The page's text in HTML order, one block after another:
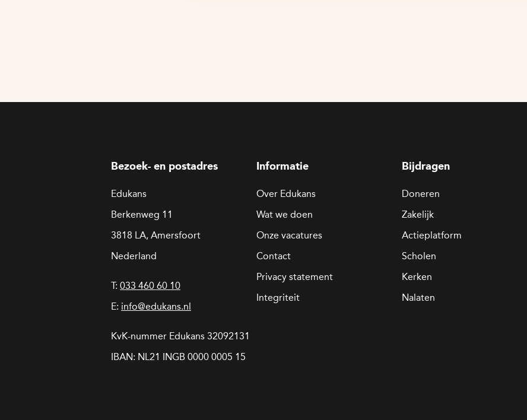
Bezoek- en postadres
Edukans
Berkenweg 11
3818 LA, Amersfoort
Nederland
T: 033 460 60 10
E: info@edukans.nl
KvK-nummer Edukans 32092131
IBAN: NL21 INGB 0000 0005 15
Informatie
Over Edukans
Wat we doen
Onze vacatures
Contact
Privacy statement
Integriteit
Bijdragen
Doneren
Zakelijk
Actieplatform
Scholen
Kerken
Nalaten